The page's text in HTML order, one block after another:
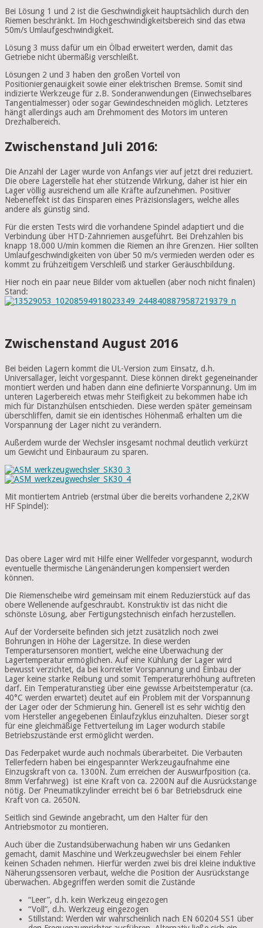
Bei Lösung 1 und 2 ist die Geschwindigkeit hauptsächlich durch den
Riemen beschränkt. Im Hochgeschwindigkeitsbereich sind das etwa
50m/s Umlaufgeschwindigkeit.
Lösung 3 muss dafür um ein Ölbad erweitert werden, damit das
Getriebe nicht übermäßig verschleißt.
Lösungen 2 und 3 haben den großen Vorteil von
Positioniergenauigkeit sowie einer elektrischen Bremse. Somit sind
indizierte Werkzeuge für z.B. Sonderanwendungen (Einwechselbares
Tangentialmesser) oder sogar Gewindeschneiden möglich. Letzteres
hängt allerdings auch am Drehmoment des Motors im unteren
Drezhalbereich.
Zwischenstand Juli 2016:
Die Anzahl der Lager wurde von Anfangs vier auf jetzt drei reduziert.
Die obere Lagerstelle hat eher stützende Wirkung, daher ist hier ein
Lager völlig ausreichend um alle Kräfte aufzunehmen. Positiver
Nebeneffekt ist das Einsparen eines Präzisionslagers, welche alles
andere als günstig sind.
Für die ersten Tests wird die vorhandene Spindel adaptiert und die
Verbindung über HTD-Zahnriemen ausgeführt. Bei Drehzahlen bis
knapp 18.000 U/min kommen die Riemen an ihre Grenzen. Hier sollten
Umlaufgeschwindigkeiten von über 50 m/s vermieden werden oder es
kommt zu frühzeitigem Verschleiß und starker Geräuschbildung.
Hier noch ein paar neue Bilder vom aktuellen (aber noch nicht finalen)
Stand:
Zwischenstand August 2016
Bei beiden Lagern kommt die UL-Version zum Einsatz, d.h.
Universallager, leicht vorgespannt. Diese können direkt gegeneinander
montiert werden und haben dann eine definierte Vorspannung. Um im
unteren Lagerbereich etwas mehr Steifigkeit zu bekommen habe ich
mich für Distanzhülsen entschieden. Diese werden später gemeinsam
überschliffen, damit sie ein identisches Höhenmaß erhalten um die
Vorspannung der Lager nicht zu verändern.
Außerdem wurde der Wechsler insgesamt nochmal deutlich verkürzt
um Gewicht und Einbauraum zu sparen.
Mit montiertem Antrieb (erstmal über die bereits vorhandene 2,2KW
HF Spindel):
Das obere Lager wird mit Hilfe einer Wellfeder vorgespannt, wodurch
eventuelle thermische Längenänderungen kompensiert werden
können.
Die Riemenscheibe wird gemeinsam mit einem Reduzierstück auf das
obere Wellenende aufgeschraubt. Konstruktiv ist das nicht die
schönste Lösung, aber Fertigungstechnisch einfach herzustellen.
Auf der Vorderseite befinden sich jetzt zusätzlich noch zwei
Bohrungen in Höhe der Lagersitze. In diese werden
Temperatursensoren montiert, welche eine Überwachung der
Lagertemperatur ermöglichen. Auf eine Kühlung der Lager wird
bewusst verzichtet, da bei korrekter Vorspannung und Einbau der
Lager keine starke Reibung und somit Temperaturerhöhung auftreten
darf. Ein Temperaturanstieg über eine gewisse Arbeitstemperatur (ca.
40°C werden erwartet) deutet auf ein Problem mit der Vorspannung
der Lager oder der Schmierung hin. Generell ist es sehr wichtig den
vom Hersteller angegebenen Einlaufzyklus einzuhalten. Dieser sorgt
für eine gleichmäßige Fettverteilung im Lager wodurch stabile
Betriebszustände erst ermöglicht werden.
Das Federpaket wurde auch nochmals überarbeitet. Die Verbauten
Tellerfedern haben bei eingespannter Werkzeugaufnahme eine
Einzugskraft von ca. 1300N. Zum erreichen der Auswurfposition (ca.
8mm Verfahrweg) ist eine Kraft von ca. 2200N auf die Ausrückstange
nötig. Der Pneumatikzylinder erreicht bei 6 bar Betriebsdruck eine
Kraft von ca. 2650N.
Seitlich sind Gewinde angebracht, um den Halter für den
Antriebsmotor zu montieren.
Auch über die Zustandsüberwachung haben wir uns Gedanken
gemacht, damit Maschine und Werkzeugwechsler bei einem Fehler
keinen Schaden nehmen. Hierfür werden zwei bis drei kleine induktive
Näherungssensoren verbaut, welche die Position der Ausrückstange
überwachen. Abgegriffen werden somit die Zustände
“Leer”, d.h. kein Werkzeug eingezogen
“Voll”, d.h. Werkzeug eingezogen
Stillstand: Werden wir wahrscheinlich nach EN 60204 SS1 über